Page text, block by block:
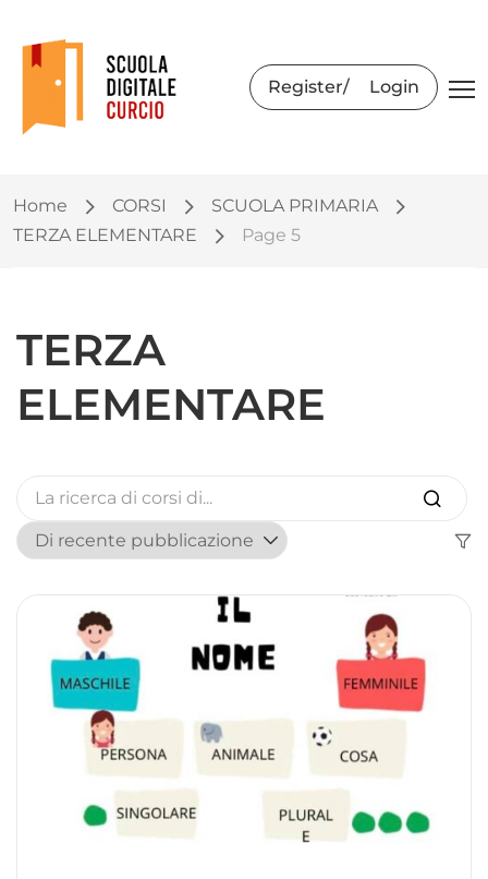
Register Login
Home CORSI
SCUOLA PRIMARIA
TERZA ELEMENTARE
Page 5
TERZA
ELEMENTARE